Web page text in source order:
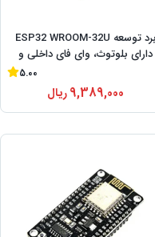
برد توسعه ESP32 WROOM-32U
دارای بلوتوث، وای فای داخلی و
5.00
9,389,000ریال